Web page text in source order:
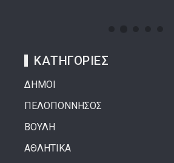
ΚΑΤΗΓΟΡΙΕΣ
ΔΗΜΟΙ
ΠΕΛΟΠΟΝΝΗΣΟΣ
ΒΟΥΛΗ
ΑΘΛΗΤΙΚΑ